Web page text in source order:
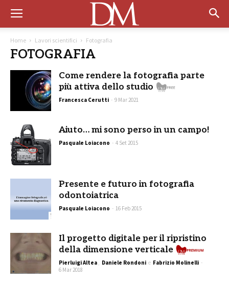
Home Lavori scientifici Fotografia
FOTOGRAFIA
Come rendere la fotografia parte
più attiva dello studio
Francesca Cerutti - 9 Mar 2021
Aiuto… mi sono perso in un campo!
Pasquale Loiacono - 4 Set 2015
Presente e futuro in fotografia
odontoiatrica
Pasquale Loiacono - 16 Feb 2015
Il progetto digitale per il ripristino
della dimensione verticale
Pierluigi Altea , Daniele Rondoni e Fabrizio Molinelli -
6 Mar 2018